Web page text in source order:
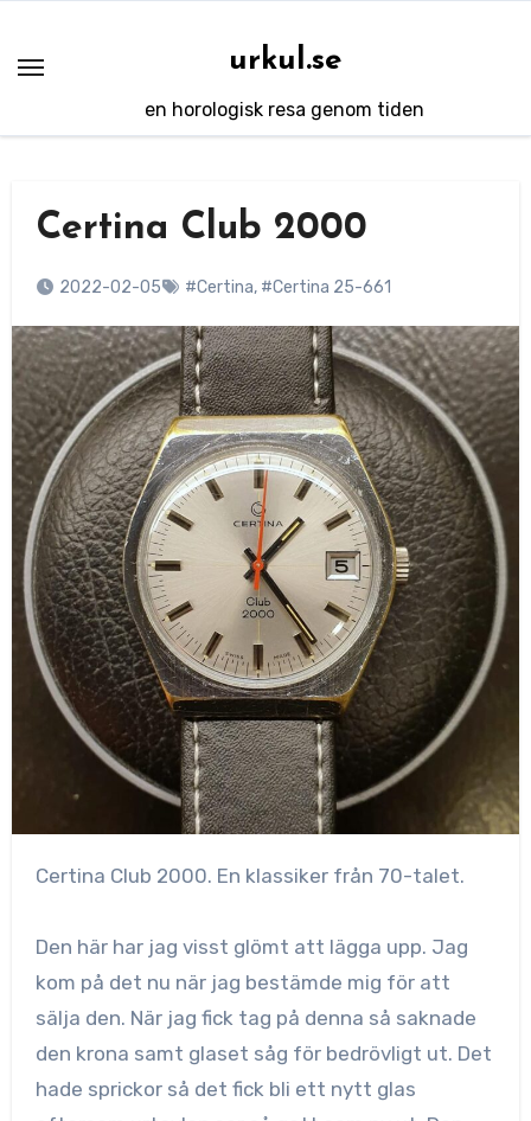
innehåll
urkul.se
en horologisk resa genom tiden
Certina Club 2000
2022-02-05 #Certina, #Certina 25-661
Certina Club 2000. En klassiker från 70-talet.
Den här har jag visst glömt att lägga upp. Jag
kom på det nu när jag bestämde mig för att
sälja den. När jag fick tag på denna så saknade
den krona samt glaset såg för bedrövligt ut. Det
hade sprickor så det fick bli ett nytt glas